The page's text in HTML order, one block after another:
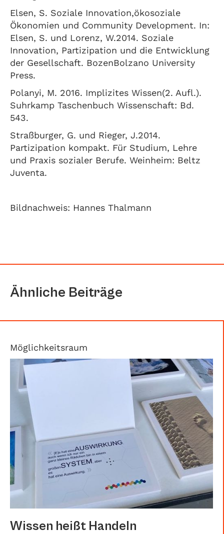
Elsen, S. Soziale Innovation,ökosoziale
Ökonomien und Community Development. In:
Elsen, S. und Lorenz, W.2014. Soziale
Innovation, Partizipation und die Entwicklung
der Gesellschaft. BozenBolzano University
Press.
Polanyi, M. 2016. Implizites Wissen(2. Aufl.).
Suhrkamp Taschenbuch Wissenschaft: Bd.
543.
Straßburger, G. und Rieger, J.2014.
Partizipation kompakt. Für Studium, Lehre
und Praxis sozialer Berufe. Weinheim: Beltz
Juventa.
Bildnachweis: Hannes Thalmann
Ähnliche Beiträge
Möglichkeitsraum
Wissen heißt Handeln